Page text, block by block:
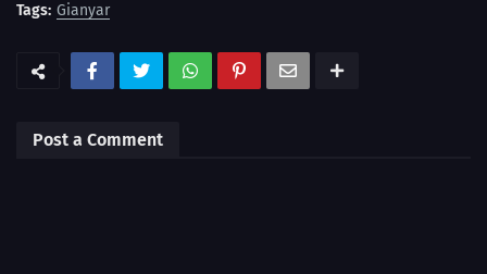
Tags: Gianyar
Post a Comment